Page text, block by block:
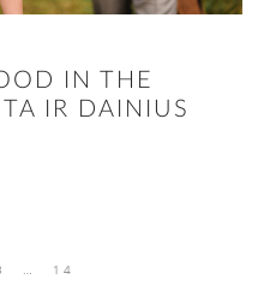
IN THE
IR DAINIUS
14